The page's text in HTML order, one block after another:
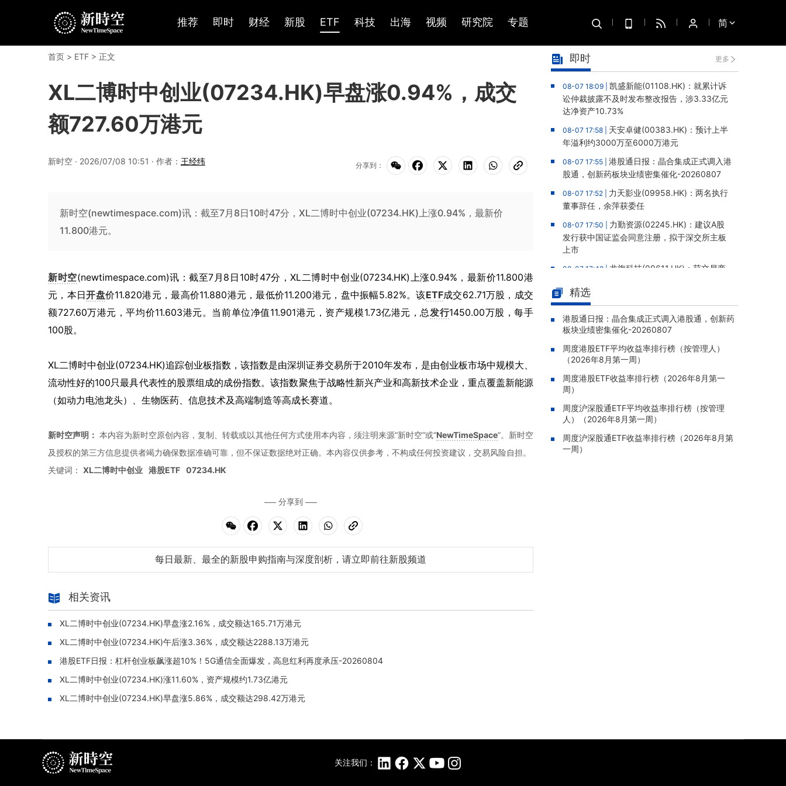
推荐 即时 财经 新股 ETF 科技 出海 视频 研究院 专题 简
首页 > ETF > 正文
XL二博时中创业(07234.HK)早盘涨0.94%，成交
额727.60万港元
新时空 · 2026/07/08 10:51 · 作者： 王经纬 分享到：
新时空(newtimespace.com)讯：截至7月8日10时47分，XL二博时中创业(07234.HK)上涨0.94%，最新价
11.800港元。
新时空(newtimespace.com)讯：截至7月8日10时47分，XL二博时中创业(07234.HK)上涨0.94%，最新价11.800港
元，本日开盘价11.820港元，最高价11.880港元，最低价11.200港元，盘中振幅5.82%。该ETF成交62.71万股，成交
额727.60万港元，平均价11.603港元。当前单位净值11.901港元，资产规模1.73亿港元，总发行1450.00万股，每手
100股。
XL二博时中创业(07234.HK)追踪创业板指数，该指数是由深圳证券交易所于2010年发布，是由创业板市场中规模大、
流动性好的100只最具代表性的股票组成的成份指数。该指数聚焦于战略性新兴产业和高新技术企业，重点覆盖新能源
（如动力电池龙头）、生物医药、信息技术及高端制造等高成长赛道。
新时空声明： 本内容为新时空原创内容，复制、转载或以其他任何方式使用本内容，须注明来源“新时空”或“NewTimeSpace”。新时空
及授权的第三方信息提供者竭力确保数据准确可靠，但不保证数据绝对正确。本內容仅供参考，不构成任何投资建议，交易风险自担。
关键词： XL二博时中创业 港股ETF 07234.HK
分享到
每日最新、最全的新股申购指南与深度剖析，请立即前往新股频道
相关资讯
XL二博时中创业(07234.HK)早盘涨2.16%，成交额达165.71万港元
XL二博时中创业(07234.HK)午后涨3.36%，成交额达2288.13万港元
港股ETF日报：杠杆创业板飙涨超10%！5G通信全面爆发，高息红利再度承压-20260804
XL二博时中创业(07234.HK)涨11.60%，资产规模约1.73亿港元
XL二博时中创业(07234.HK)早盘涨5.86%，成交额达298.42万港元
即时 更多
08-07 18:09 | 凯盛新能(01108.HK)：就累计诉
讼仲裁披露不及时发布整改报告，涉3.33亿元
达净资产10.73%
08-07 17:58 | 天安卓健(00383.HK)：预计上半
年溢利约3000万至6000万港元
08-07 17:55 | 港股通日报：晶合集成正式调入港
股通，创新药板块业绩密集催化-20260807
08-07 17:52 | 力天影业(09958.HK)：两名执行
董事辞任，余萍获委任
08-07 17:50 | 力勤资源(02245.HK)：建议A股
发行获中国证监会同意注册，拟于深交所主板
上市
08-07 17:48 | 龙旗科技(09611.HK)：获交易商
元、额度有效期2年
08-07 17:42 |
圆邦订立战略合作备忘录，拟就健康产业项目
建立战略合作
08-07 17:36 |森松国际(02155.HK)：预计上半
08-07 17:32 |
0%预付订金
08-07 17:31 |
上半年亏损收窄至约800万元
精选
港股通日报：晶合集成正式调入港股通，创新药
板块业绩密集催化-20260807
周度港股ETF平均收益率排行榜（按管理人）
（2026年8月第一周）
周度港股ETF收益率排行榜（2026年8月第一
周）
周度沪深股通ETF平均收益率排行榜（按管理
人）（2026年8月第一周）
周度沪深股通ETF收益率排行榜（2026年8月第
一周）
关注我们：